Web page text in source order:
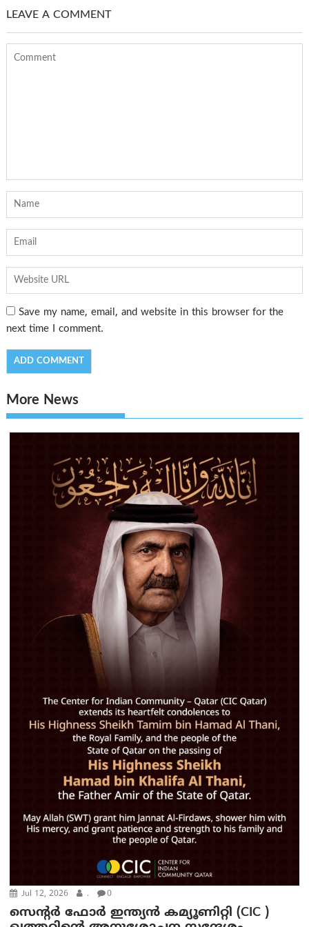
LEAVE A COMMENT
Save my name, email, and website in this browser for the
next time I comment.
More News
Jul 12, 2026 . 0
സെന്റർ ഫോർ ഇന്ത്യൻ കമ്യൂണിറ്റി (CIC )